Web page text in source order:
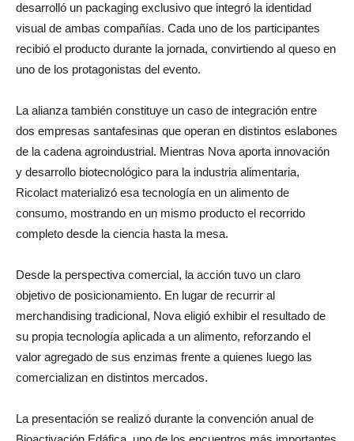
desarrolló un packaging exclusivo que integró la identidad
visual de ambas compañías. Cada uno de los participantes
recibió el producto durante la jornada, convirtiendo al queso en
uno de los protagonistas del evento.
La alianza también constituye un caso de integración entre
dos empresas santafesinas que operan en distintos eslabones
de la cadena agroindustrial. Mientras Nova aporta innovación
y desarrollo biotecnológico para la industria alimentaria,
Ricolact materializó esa tecnología en un alimento de
consumo, mostrando en un mismo producto el recorrido
completo desde la ciencia hasta la mesa.
Desde la perspectiva comercial, la acción tuvo un claro
objetivo de posicionamiento. En lugar de recurrir al
merchandising tradicional, Nova eligió exhibir el resultado de
su propia tecnología aplicada a un alimento, reforzando el
valor agregado de sus enzimas frente a quienes luego las
comercializan en distintos mercados.
La presentación se realizó durante la convención anual de